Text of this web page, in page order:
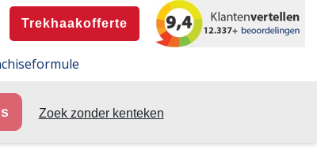
Trekhaakofferte
Zoek zonder kenteken